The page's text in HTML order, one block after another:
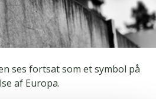
ses fortsat som et symbol på
af Europa.